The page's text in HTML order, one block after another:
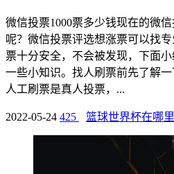
微信投票1000票多少钱现在的微
呢？微信投票评选想涨票可以找
票十分安全，不会被发现，下面小
一些小知识。找人刷票前先了解
人工刷票是真人投票，...
2022-05-24 425 篮球世界杯在哪